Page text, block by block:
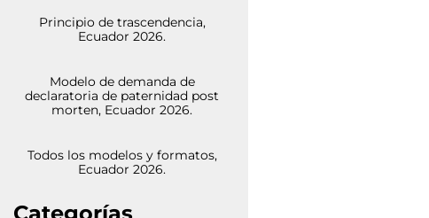
Principio de trascendencia,
Ecuador 2026.
Modelo de demanda de
declaratoria de paternidad post
morten, Ecuador 2026.
Todos los modelos y formatos,
Ecuador 2026.